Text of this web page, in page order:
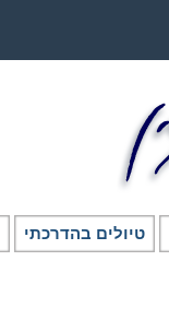
טיולים בהדרכתי